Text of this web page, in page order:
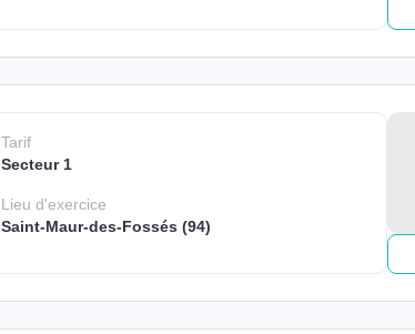
Tarif
Secteur 1
Lieud'exercice
Saint-Maur-des-Fossés (94)